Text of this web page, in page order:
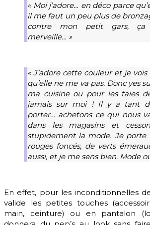
« Moi j’adore… en déco parce
il me faut un peu plus de
contre mon petit gars,
merveille… »
« J’adore cette couleur et je
qu’elle ne me va pas. Donc yes
ma cuisine ou pour les taies
jamais sur moi ! Il y a tant
porter… achetons ce qui nous
dans les magasins et
stupidement la mode. Je porte
rouges foncés, de verts
aussi, et je me sens bien. Mode
En effet, pour les inconditionnelles
valide les petites touches
main, ceinture) ou en pantalon